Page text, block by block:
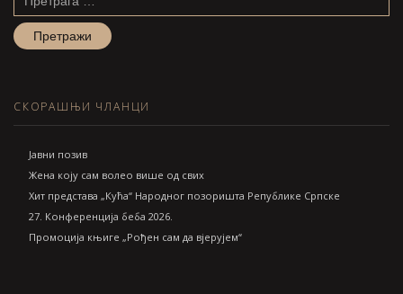
СКОРАШЊИ ЧЛАНЦИ
Jавни позив
Жена коју сам волео више од свих
Хит представа „Кућа“ Народног позоришта Републике Српске
27. Конференција беба 2026.
Промоција књиге „Рођен сам да вјерујем“